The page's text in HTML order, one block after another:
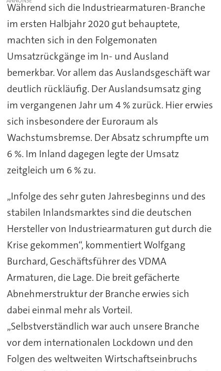
Während sich die Industriearmaturen-Branche
im ersten Halbjahr 2020 gut behauptete,
machten sich in den Folgemonaten
Umsatzrückgänge im In- und Ausland
bemerkbar. Vor allem das Auslandsgeschäft war
deutlich rückläufig. Der Auslandsumsatz ging
im vergangenen Jahr um 4 % zurück. Hier erwies
sich insbesondere der Euroraum als
Wachstumsbremse. Der Absatz schrumpfte um
6 %. Im Inland dagegen legte der Umsatz
zeitgleich um 6 % zu.
„Infolge des sehr guten Jahresbeginns und des
stabilen Inlandsmarktes sind die deutschen
Hersteller von Industriearmaturen gut durch die
Krise gekommen“, kommentiert Wolfgang
Burchard, Geschäftsführer des VDMA
Armaturen, die Lage. Die breit gefächerte
Abnehmerstruktur der Branche erwies sich
dabei einmal mehr als Vorteil.
„Selbstverständlich war auch unsere Branche
vor dem internationalen Lockdown und den
Folgen des weltweiten Wirtschaftseinbruchs